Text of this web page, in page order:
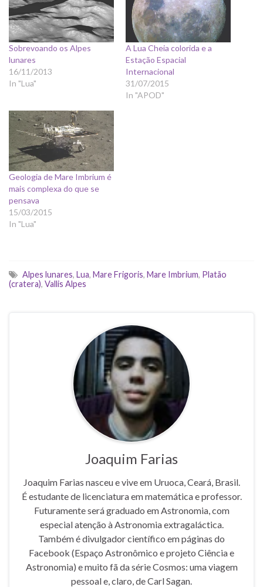
Sobrevoando os Alpes
lunares
16/11/2013
In "Lua"
A Lua Cheia colorida e a
Estação Espacial
Internacional
31/07/2015
In "APOD"
Geologia de Mare Imbrium é
mais complexa do que se
pensava
15/03/2015
In "Lua"
Alpes lunares, Lua, Mare Frigoris, Mare Imbrium, Platão
(cratera), Vallis Alpes
Joaquim Farias
Joaquim Farias nasceu e vive em Uruoca, Ceará, Brasil.
É estudante de licenciatura em matemática e professor.
Futuramente será graduado em Astronomia, com
especial atenção à Astronomia extragaláctica.
Também é divulgador científico em páginas do
Facebook (Espaço Astronômico e projeto Ciência e
Astronomia) e muito fã da série Cosmos: uma viagem
pessoal e, claro, de Carl Sagan.